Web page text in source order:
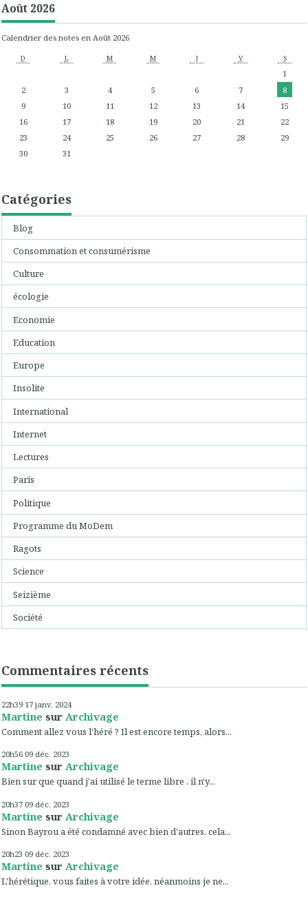
Août 2026
Calendrier des notes en Août 2026
D L M M J V S
1
2
3 4 5 6 7
8
9
10 11 12 13 14
15
16
17 18 19 20 21
22
23
24 25 26 27 28
29
30
31
Catégories
Blog
Consommation et consumérisme
Culture
écologie
Economie
Education
Europe
Insolite
International
Internet
Lectures
Paris
Politique
Programme du MoDem
Ragots
Science
Seizième
Société
Commentaires récents
22h39 17 janv. 2024
Martine sur Archivage
Comment allez vous l'héré ? Il est encore temps, alors...
20h56 09 déc. 2023
Martine sur Archivage
Bien sur que quand j'ai utilisé le terme libre , il n'y...
20h37 09 déc. 2023
Martine sur Archivage
Sinon Bayrou a été condamné avec bien d'autres, cela...
20h23 09 déc. 2023
Martine sur Archivage
L'hérétique, vous faites à votre idée, néanmoins je ne...